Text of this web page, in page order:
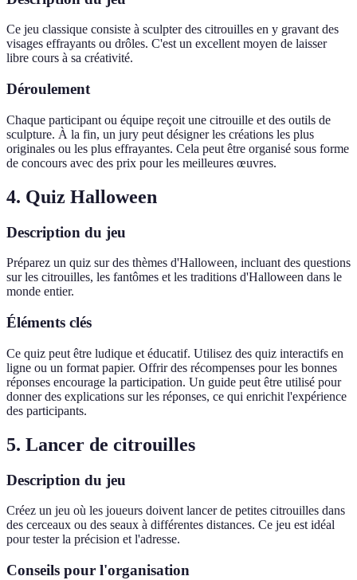
Ce jeu classique consiste à sculpter des citrouilles en y gravant des
visages effrayants ou drôles. C'est un excellent moyen de laisser
libre cours à sa créativité.
Déroulement
Chaque participant ou équipe reçoit une citrouille et des outils de
sculpture. À la fin, un jury peut désigner les créations les plus
originales ou les plus effrayantes. Cela peut être organisé sous forme
de concours avec des prix pour les meilleures œuvres.
4. Quiz Halloween
Description du jeu
Préparez un quiz sur des thèmes d'Halloween, incluant des questions
sur les citrouilles, les fantômes et les traditions d'Halloween dans le
monde entier.
Éléments clés
Ce quiz peut être ludique et éducatif. Utilisez des quiz interactifs en
ligne ou un format papier. Offrir des récompenses pour les bonnes
réponses encourage la participation. Un guide peut être utilisé pour
donner des explications sur les réponses, ce qui enrichit l'expérience
des participants.
5. Lancer de citrouilles
Description du jeu
Créez un jeu où les joueurs doivent lancer de petites citrouilles dans
des cerceaux ou des seaux à différentes distances. Ce jeu est idéal
pour tester la précision et l'adresse.
Conseils pour l'organisation